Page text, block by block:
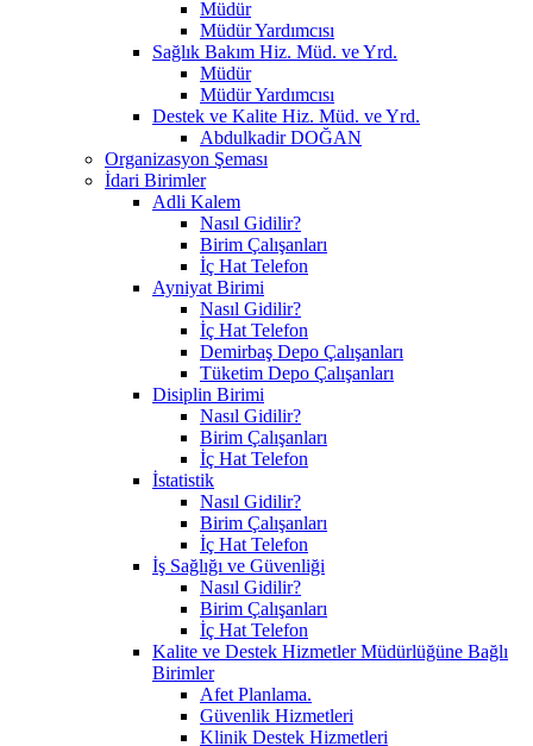
Müdür
Müdür Yardımcısı
Sağlık Bakım Hiz. Müd. ve Yrd.
Müdür
Müdür Yardımcısı
Destek ve Kalite Hiz. Müd. ve Yrd.
Abdulkadir DOĞAN
Organizasyon Şeması
İdari Birimler
Adli Kalem
Nasıl Gidilir?
Birim Çalışanları
İç Hat Telefon
Ayniyat Birimi
Nasıl Gidilir?
İç Hat Telefon
Demirbaş Depo Çalışanları
Tüketim Depo Çalışanları
Disiplin Birimi
Nasıl Gidilir?
Birim Çalışanları
İç Hat Telefon
İstatistik
Nasıl Gidilir?
Birim Çalışanları
İç Hat Telefon
İş Sağlığı ve Güvenliği
Nasıl Gidilir?
Birim Çalışanları
İç Hat Telefon
Kalite ve Destek Hizmetler Müdürlüğüne Bağlı
Birimler
Afet Planlama.
Güvenlik Hizmetleri
Klinik Destek Hizmetleri